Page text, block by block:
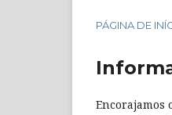
PÁGINA DE
Encorajamos